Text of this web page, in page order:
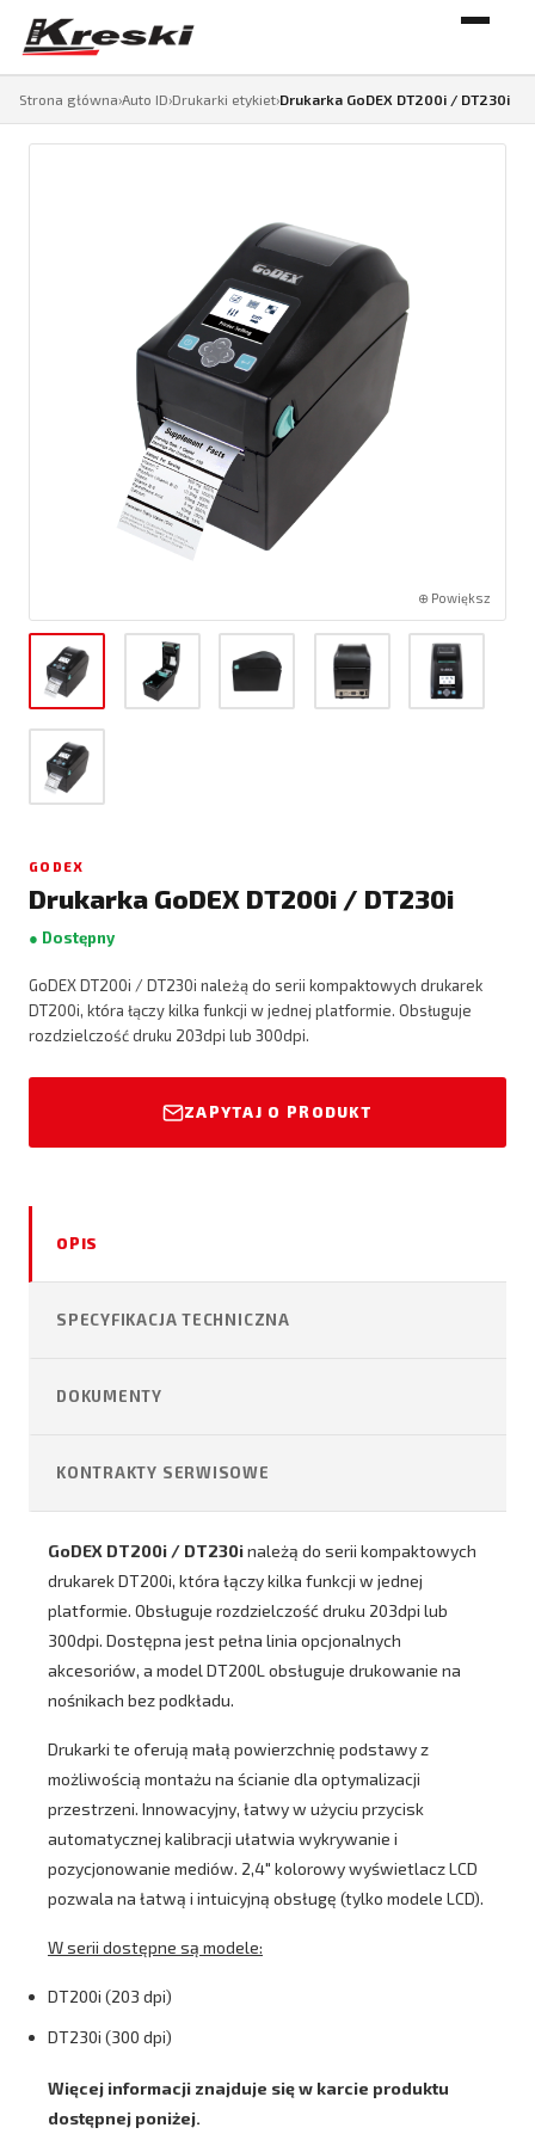
Strona główna›Auto ID›Drukarki etykiet›Drukarka GoDEX DT200i / DT230i
⊕ Powiększ
GODEX
Drukarka GoDEX DT200i / DT230i
● Dostępny
GoDEX DT200i / DT230i należą do serii kompaktowych drukarek
DT200i, która łączy kilka funkcji w jednej platformie. Obsługuje
rozdzielczość druku 203dpi lub 300dpi.
ZAPYTAJ O PRODUKT
OPIS
SPECYFIKACJA TECHNICZNA
DOKUMENTY
KONTRAKTY SERWISOWE
GoDEX DT200i / DT230inależą do serii kompaktowych
drukarek DT200i, która łączy kilka funkcji w jednej
platformie. Obsługuje rozdzielczość druku 203dpi lub
300dpi. Dostępna jest pełna linia opcjonalnych
akcesoriów, a model DT200L obsługuje drukowanie na
nośnikach bez podkładu.
Drukarki te oferują małą powierzchnię podstawy z
możliwością montażu na ścianie dla optymalizacji
przestrzeni. Innowacyjny, łatwy w użyciu przycisk
automatycznej kalibracji ułatwia wykrywanie i
pozycjonowanie mediów. 2,4" kolorowy wyświetlacz LCD
pozwala na łatwą i intuicyjną obsługę (tylko modele LCD).
W serii dostępne są modele:
DT200i (203 dpi)
DT230i (300 dpi)
Więcej informacji znajduje się w karcie produktu
dostępnej poniżej.